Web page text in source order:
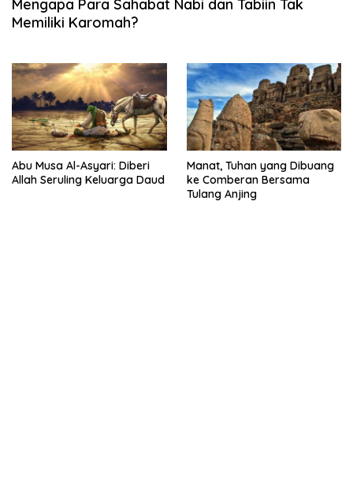
Mengapa Para Sahabat Nabi dan Tabiin Tak
Memiliki Karomah?
Abu Musa Al-Asyari: Diberi
Allah Seruling Keluarga Daud
Manat, Tuhan yang Dibuang
ke Comberan Bersama
Tulang Anjing